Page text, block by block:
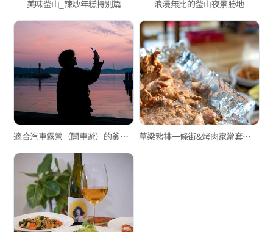
美味釜山_辣炒年糕特別篇 浪漫無比的釜山夜景勝地
適合汽車露營（開車遊）的釜山人生美照著名景點 草梁豬排一條街&烤肉家常套餐一條街